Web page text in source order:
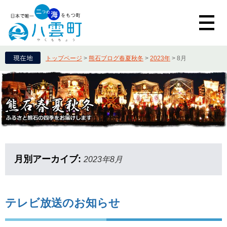
トップページ > 熊石ブログ春夏秋冬 > 2023年 > 8月
月別アーカイブ: 2023年8月
テレビ放送のお知らせ